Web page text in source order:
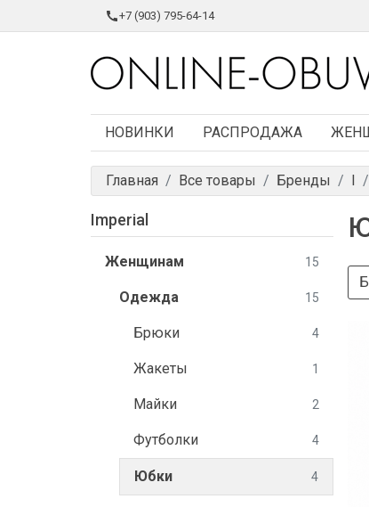
+7 (903) 795-64-14
НОВИНКИ РАСПРОДАЖА
Главная Все товары Бренды I
Imperial
Женщинам 15
Одежда 15
Брюки 4
Жакеты 1
Майки 2
Футболки 4
Юбки 4